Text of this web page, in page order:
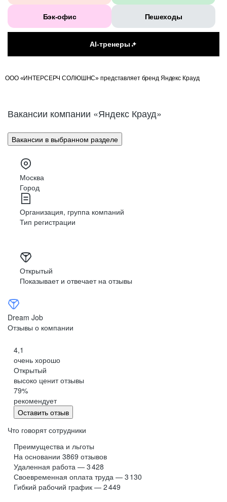
Бэк-офис Пешеходы
AI-тренеры
ООО «ИНТЕРСЕРЧ СОЛЮШНС» представляет бренд Яндекс Крауд
Вакансии компании «Яндекс Крауд»
Вакансии в выбранном разделе
Москва
Город
Организация, группа компаний
Тип регистрации
Открытый
Показывает и отвечает на отзывы
Dream Job
Отзывы о компании
4,1
очень хорошо
Открытый
высоко ценит отзывы
79%
рекомендует
Оставить отзыв
Что говорят сотрудники
Преимущества и льготы
На основании 3869 отзывов
Удаленная работа — 3 428
Своевременная оплата труда — 3 130
Гибкий рабочий график — 2 449